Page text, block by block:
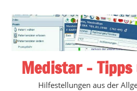
Inhalt
springen
Medistar –
Hilfestellungen aus der